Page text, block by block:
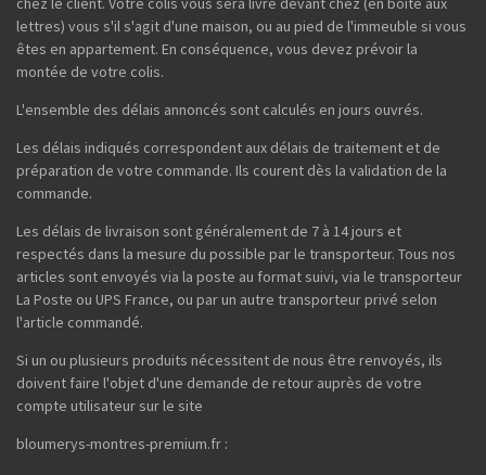
lettres) vous s'il s'agit d'une maison, ou au pied de l'immeuble si vous
êtes en appartement. En conséquence, vous devez prévoir la
montée de votre colis.
L'ensemble des délais annoncés sont calculés en jours ouvrés.
Les délais indiqués correspondent aux délais de traitement et de
préparation de votre commande. Ils courent dès la validation de la
commande.
Les délais de livraison sont généralement de 7 à 14 jours et
respectés dans la mesure du possible par le transporteur. Tous nos
articles sont envoyés via la poste au format suivi, via le transporteur
La Poste ou UPS France, ou par un autre transporteur privé selon
l'article commandé.
Si un ou plusieurs produits nécessitent de nous être renvoyés, ils
doivent faire l'objet d'une demande de retour auprès de votre
compte utilisateur sur le site
bloumerys-montres-premium.fr :